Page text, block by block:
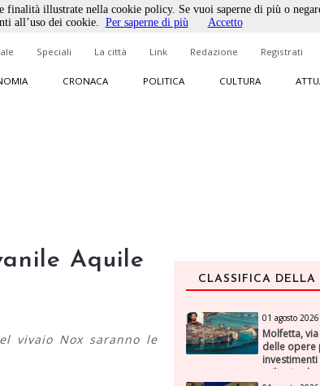
Speciali La città Link Redazione Registrati
CRONACA POLITICA CULTURA
Aquile
vivaio Nox saranno le
CLASSIFICA
01 agosto 2026
Molfetta,
delle opere
milioni nel
illustrate nella cookie policy. Se vuoi saperne di più o
all’uso dei cookie. Per saperne di più Accetto